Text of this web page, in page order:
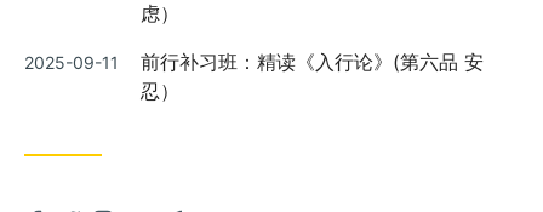
虑）
Posted
2025-09-11
前行补习班：精读《入行论》(第六品 安
忍）